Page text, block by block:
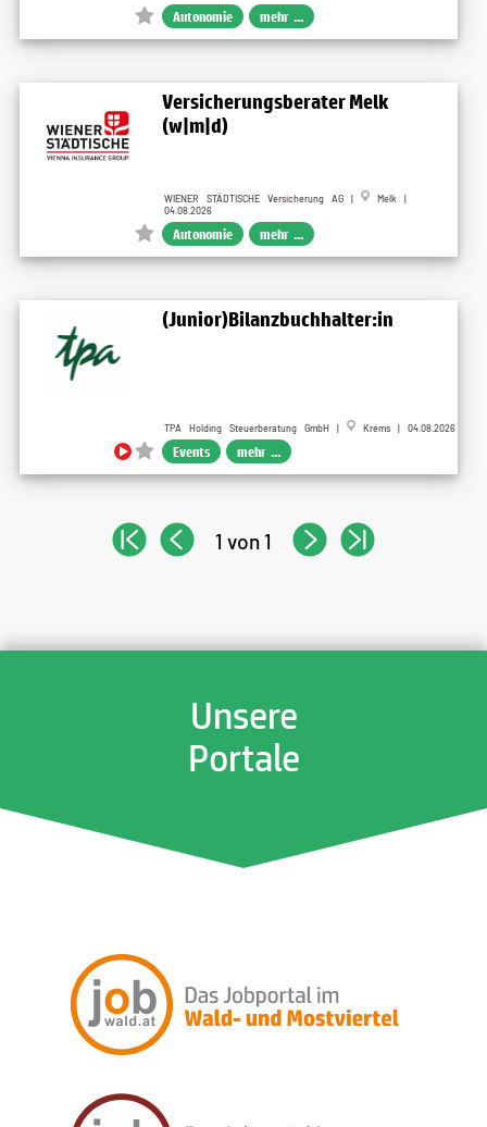
Autonomie mehr ...
Versicherungsberater Melk
(w|m|d)
WIENER STÄDTISCHE Versicherung AG |
Melk |
04.08.2026
Autonomie mehr ...
(Junior)Bilanzbuchhalter:in
TPA Holding Steuerberatung GmbH | Krems | 04.08.2026
Events mehr ...
1 von 1
Unsere
Portale